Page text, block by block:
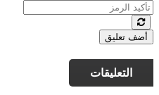
أضف تعليق
التعليقات